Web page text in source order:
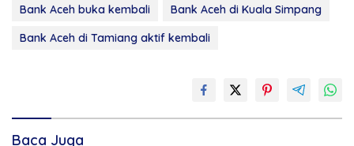
Bank Aceh buka kembali
Bank Aceh di Kuala Simpang
Bank Aceh di Tamiang aktif kembali
Baca Juga